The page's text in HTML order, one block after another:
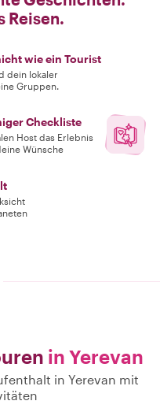
Reisen.
wie ein Tourist
dein lokaler
Gruppen.
Checkliste
Host das Erlebnis
Wünsche
in Yerevan
in Yerevan mit